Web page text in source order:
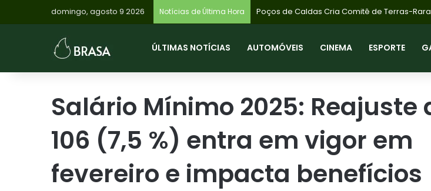
domingo, agosto 9 2026 Notícias de Última Hora
ÚLTIMAS NOTÍCIAS AUTOMÓVEIS CINEMA ESPORTE
Salário Mínimo 2025: Reajuste
106 (7,5 %) entra em vigor em
fevereiro e impacta benefícios